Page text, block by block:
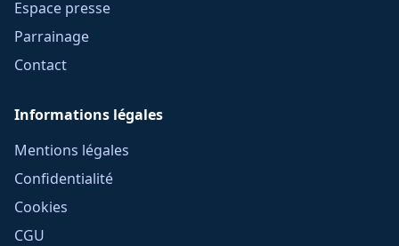
Espace presse
Parrainage
Contact
Informations légales
Mentions légales
Confidentialité
Cookies
CGU